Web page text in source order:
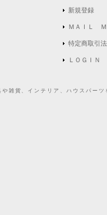
新規登録
ＭＡＩＬ Ｍ
特定商取引
ＬＯＧＩＮ
雑貨、インテリア、ハウスパー